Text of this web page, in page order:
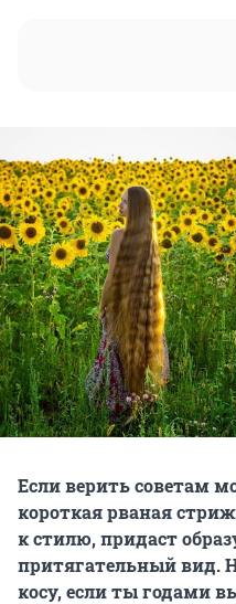
Если верить советам
короткая рваная
к стилю, придаст
притягательный вид.
косу, если ты годами